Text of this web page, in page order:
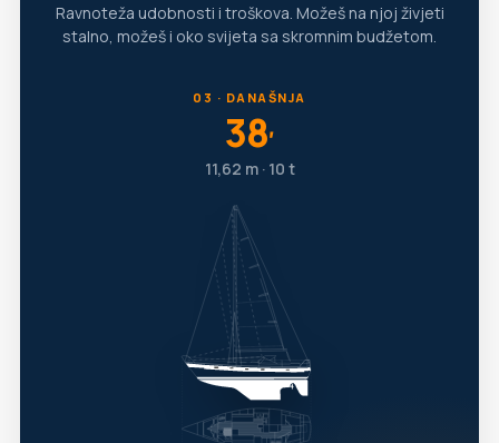
Ravnoteža udobnosti i troškova. Možeš na njoj živjeti
stalno, možeš i oko svijeta sa skromnim budžetom.
03 · DANAŠNJA
38′
11,62 m · 10 t